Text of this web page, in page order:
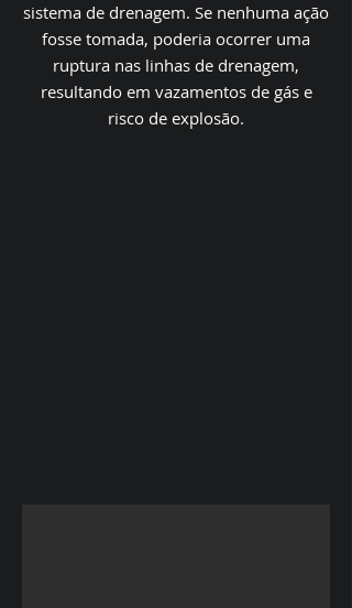
sistema de drenagem. Se nenhuma ação
fosse tomada, poderia ocorrer uma
ruptura nas linhas de drenagem,
resultando em vazamentos de gás e
risco de explosão.